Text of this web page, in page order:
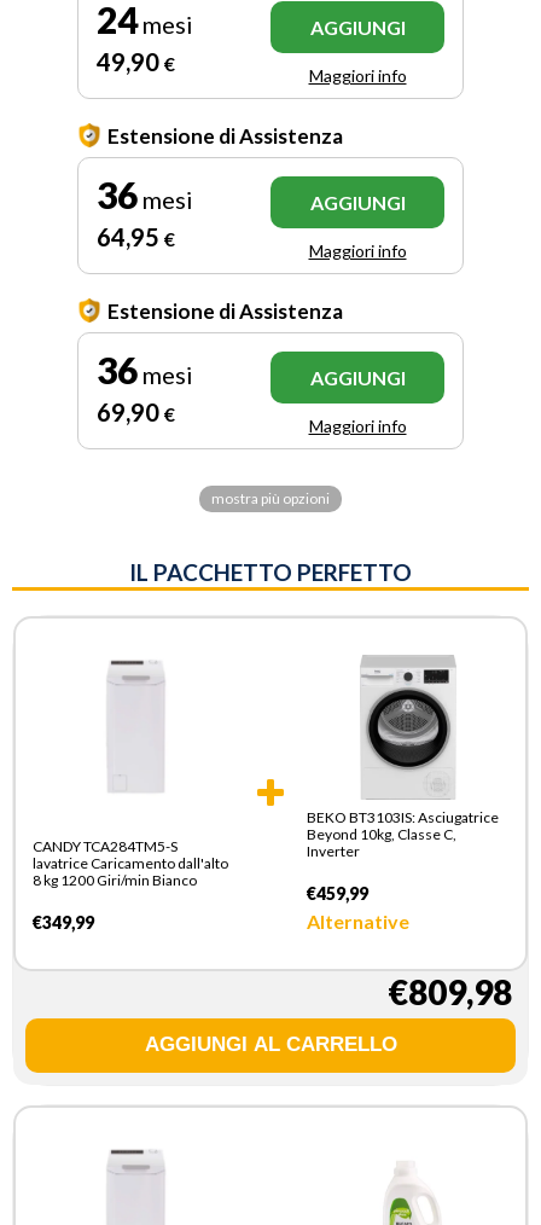
24mesi
49,90 €
AGGIUNGI
Maggiori info
Estensione di Assistenza
36 mesi
64,95 €
AGGIUNGI
Maggiori info
Estensione di Assistenza
36 mesi
69,90 €
AGGIUNGI
Maggiori info
mostra più opzioni
IL PACCHETTO PERFETTO
CANDY TCA284TM5-S
lavatrice Caricamento dall'alto
8 kg 1200 Giri/min Bianco
€349,99
BEKO BT3103IS: Asciugatrice
Beyond 10kg, Classe C,
Inverter
€459,99
Alternative
€809,98